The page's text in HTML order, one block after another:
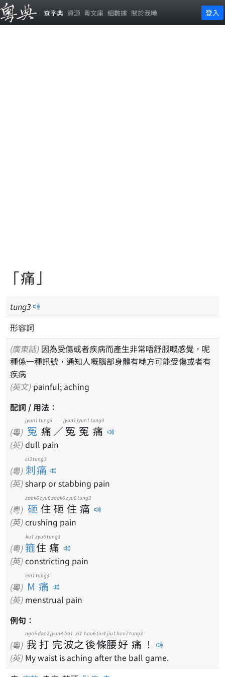
查字典 資源 粵文庫 細數據 關於我哋 登入
「痛」
tung3
形容詞
(廣東話)
種係一種訊號，通知人嘅腦部身體有哋方可能受傷或者有
疾病
(英文) painful; aching
配詞 / 用法：
(粵) 冤
jyun1
痛
tung3
／ 冤
jyun1
冤
jyun1
痛
tung3
(英) dull pain
(粵) 刺痛
ci3 tung3
(英) sharp or stabbing pain
(粵) 砸
zaak6
住
zyu6
砸
zaak6
住
zyu6
痛
tung3
(英) crushing pain
(粵) 箍
ku1
住
zyu6
痛
tung3
(英) constricting pain
(粵) M痛
em1 tung3
(英) menstrual pain
例句：
(粵) 我
ngo5
打
daa2
完
jyun4
波
bo1
之
zi1
後
hau6
條
tiu4
腰
jiu1
好
hou2
痛
tung3
！
(英) My waist is aching after the ball game.